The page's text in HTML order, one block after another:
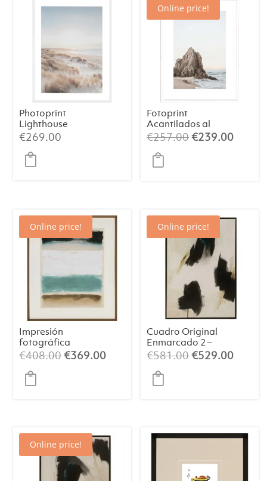
Photoprint
Lighthouse
Beach N°2
€269.00
Online price!
Fotoprint
Acantilados al
atardecer
€257.00El
€239.00El
Online price!
Impresión
fotográfica
incandescente
€408.00El
€369.00El
Online price!
Cuadro Original
Enmarcado 2 –
Arte Abstracto
(84×124 cm)
€581.00El
€529.00El
Online price!